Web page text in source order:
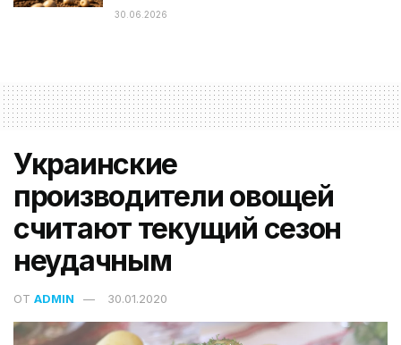
30.06.2026
Украинские
производители овощей
считают текущий сезон
неудачным
ОТ ADMIN 30.01.2020